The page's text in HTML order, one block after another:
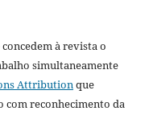
à revista o
simultaneamente
Attributionque
reconhecimento da